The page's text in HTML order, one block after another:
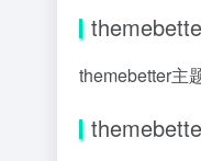
themebetter主